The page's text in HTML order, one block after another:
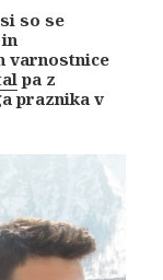
so se
varnostnice
pa z
praznika v